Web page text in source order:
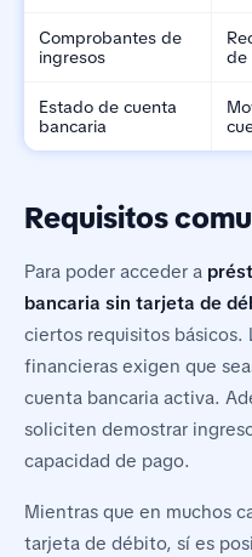
Comprobantes de
ingresos
de
Estado de cuenta
bancaria
Requisitos
Para poder acceder a
bancaria sin tarjeta de
ciertos requisitos básicos.
financieras exigen que
cuenta bancaria activa.
soliciten demostrar
capacidad de pago.
Mientras que en muchos
tarjeta de débito, sí es